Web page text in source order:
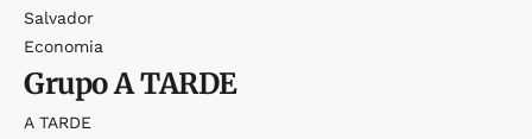
Salvador
Economia
GrupoA TARDE
A TARDE